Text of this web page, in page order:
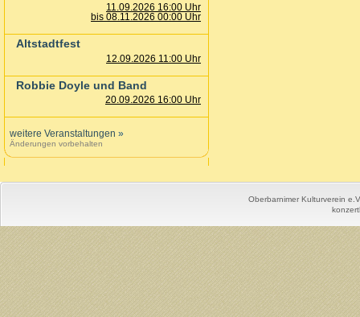
11.09.2026 16:00 Uhr
bis 08.11.2026 00:00 Uhr
Altstadtfest
12.09.2026 11:00 Uhr
Robbie Doyle und Band
20.09.2026 16:00 Uhr
weitere Veranstaltungen »
Änderungen vorbehalten
Oberbarnimer Kulturverein